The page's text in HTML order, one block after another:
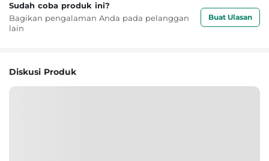
Sudah coba produk ini?
Bagikan pengalaman Anda pada pelanggan
lain
Buat Ulasan
Diskusi Produk